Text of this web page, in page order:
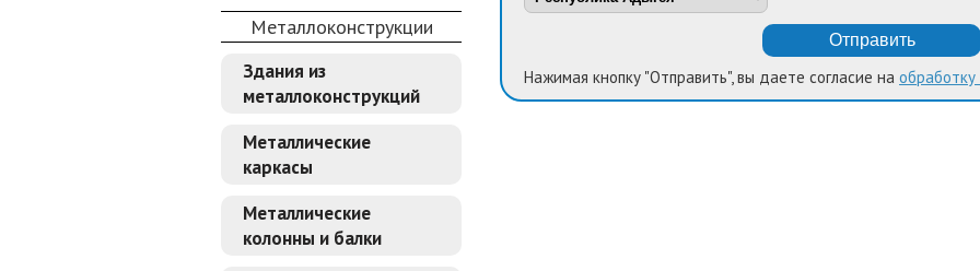
Металлоконструкции
Здания из
металлоконструкций
Металлические
каркасы
Металлические
колонны и балки
Нажимая кнопку "Отправить", вы даете согласие на